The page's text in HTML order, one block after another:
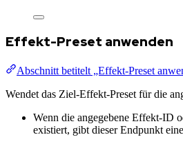
Effekt-Preset anwenden
Abschnitt betitelt „Effekt-Preset
Wendet das Ziel-Effekt-Preset für die
Wenn die angegebene Effekt-ID
existiert, gibt dieser Endpunkt